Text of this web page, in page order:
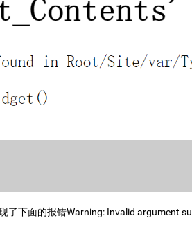
了下面的报错Warning: Invalid argument